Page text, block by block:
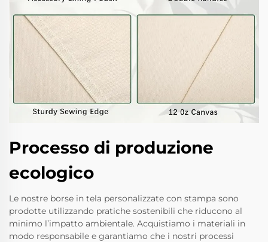
Processo di produzione
ecologico
Le nostre borse in tela personalizzate con stampa sono
prodotte utilizzando pratiche sostenibili che riducono al
minimo l’impatto ambientale. Acquistiamo i materiali in
modo responsabile e garantiamo che i nostri processi